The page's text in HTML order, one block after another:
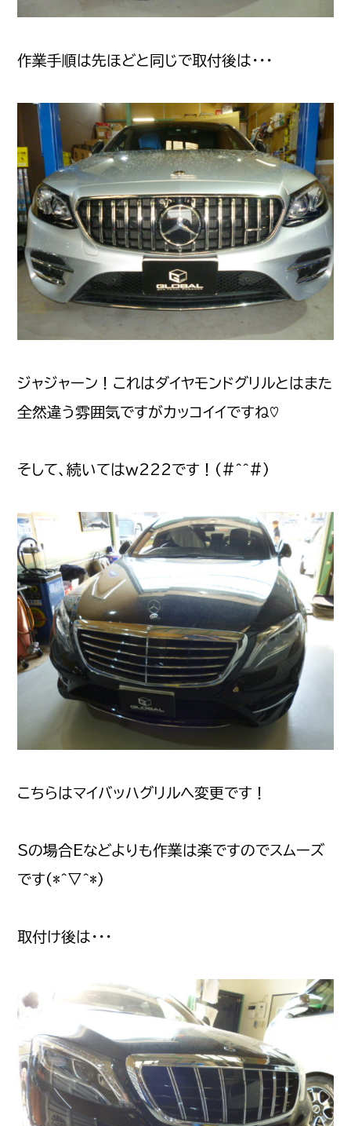
作業手順は先ほどと同じで取付後は・・・
ジャジャーン！これはダイヤモンドグリルとはまた
全然違う雰囲気ですがカッコイイですね♡
そして、続いてはｗ222です！(#^^#)
こちらはマイバッハグリルへ変更です！
Sの場合Eなどよりも作業は楽ですのでスムーズ
です(*^▽^*)
取付け後は・・・